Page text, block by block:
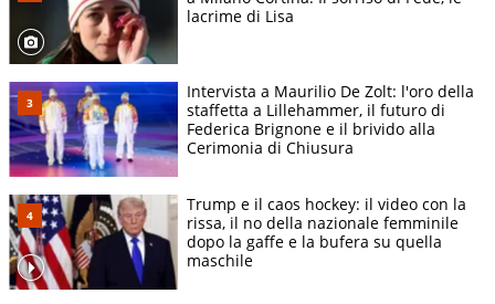
lacrime di Lisa
Intervista a Maurilio De Zolt: l'oro della
staffetta a Lillehammer, il futuro di
Federica Brignone e il brivido alla
Cerimonia di Chiusura
Trump e il caos hockey: il video con la
rissa, il no della nazionale femminile
dopo la gaffe e la bufera su quella
maschile